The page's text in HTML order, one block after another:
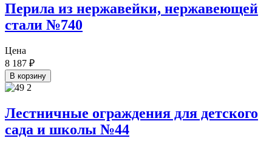
Перила из нержавейки, нержавеющей
стали №740
Цена
8 187 ₽
В корзину
Лестничные ограждения для детского
сада и школы №44